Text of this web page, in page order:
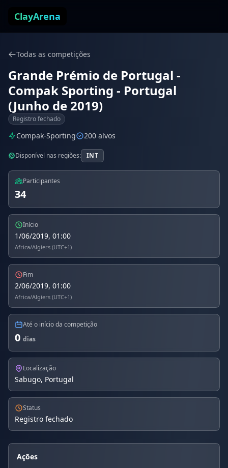
ClayArena
Todas as competições
Grande Prémio de Portugal -
Compak Sporting - Portugal
(Junho de 2019)
Registro fechado
Compak-Sporting 200 alvos
Disponível nas regiões: INT
Participantes
34
Início
1/06/2019, 01:00
Africa/Algiers (UTC+1)
Fim
2/06/2019, 01:00
Africa/Algiers (UTC+1)
Até o início da competição
0 dias
Localização
Sabugo, Portugal
Status
Registro fechado
Ações